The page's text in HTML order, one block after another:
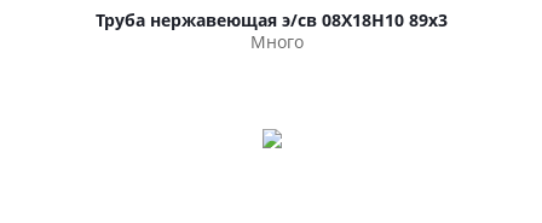
Труба нержавеющая э/св 08Х18Н10 89х3
Много